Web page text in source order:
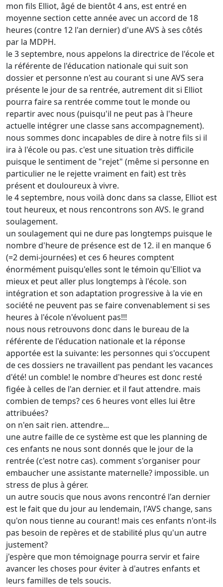
mon fils Elliot, âgé de bientôt 4 ans, est entré en
moyenne section cette année avec un accord de 18
heures (contre 12 l'an dernier) d'une AVS à ses côtés
par la MDPH.
le 3 septembre, nous appelons la directrice de l'école et
la référente de l'éducation nationale qui suit son
dossier et personne n'est au courant si une AVS sera
présente le jour de sa rentrée, autrement dit si Elliot
pourra faire sa rentrée comme tout le monde ou
repartir avec nous (puisqu'il ne peut pas à l'heure
actuelle intégrer une classe sans accompagnement).
nous sommes donc incapables de dire à notre fils si il
ira à l'école ou pas. c'est une situation très difficile
puisque le sentiment de "rejet" (même si personne en
particulier ne le rejette vraiment en fait) est très
présent et douloureux à vivre.
le 4 septembre, nous voilà donc dans sa classe, Elliot est
tout heureux, et nous rencontrons son AVS. le grand
soulagement.
un soulagement qui ne dure pas longtemps puisque le
nombre d'heure de présence est de 12. il en manque 6
(=2 demi-journées) et ces 6 heures comptent
énormément puisqu'elles sont le témoin qu'Elliot va
mieux et peut aller plus longtemps à l'école. son
intégration et son adaptation progressive à la vie en
société ne peuvent pas se faire convenablement si ses
heures à l'école n'évoluent pas!!!
nous nous retrouvons donc dans le bureau de la
référente de l'éducation nationale et la réponse
apportée est la suivante: les personnes qui s'occupent
de ces dossiers ne travaillent pas pendant les vacances
d'été! un comble! le nombre d'heures est donc resté
figée à celles de l'an dernier. et il faut attendre. mais
combien de temps? ces 6 heures vont elles lui être
attribuées?
on n'en sait rien. attendre...
une autre faille de ce système est que les planning de
ces enfants ne nous sont donnés que le jour de la
rentrée (c'est notre cas). comment s'organiser pour
embaucher une assistante maternelle? impossible. un
stress de plus à gérer.
un autre soucis que nous avons rencontré l'an dernier
est le fait que du jour au lendemain, l'AVS change, sans
qu'on nous tienne au courant! mais ces enfants n'ont-ils
pas besoin de repères et de stabilité plus qu'un autre
justement?
j'espère que mon témoignage pourra servir et faire
avancer les choses pour éviter à d'autres enfants et
leurs familles de tels soucis.